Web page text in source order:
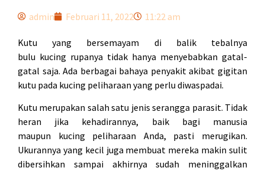
admin Februari 11, 2022 11:22 am
Kutu yang bersemayam di balik tebalnya
bulu kucing rupanya tidak hanya menyebabkan gatal-
gatal saja. Ada berbagai bahaya penyakit akibat gigitan
kutu pada kucing peliharaan yang perlu diwaspadai.
Kutu merupakan salah satu jenis serangga parasit. Tidak
heran jika kehadirannya, baik bagi manusia
maupun kucing peliharaan Anda, pasti merugikan.
Ukurannya yang kecil juga membuat mereka makin sulit
dibersihkan sampai akhirnya sudah meninggalkan